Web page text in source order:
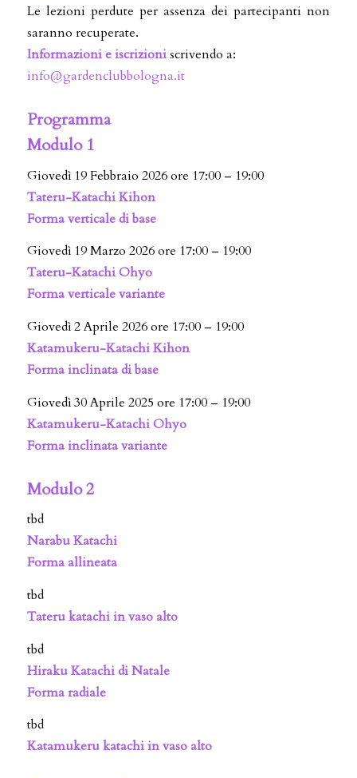
Le lezioni perdute per assenza dei partecipanti non
saranno recuperate.
Informazioni e iscrizioniscrivendo a:
info@gardenclubbologna.it
Programma
Modulo 1
Giovedì 19 Febbraio 2026 ore 17:00 – 19:00
Tateru-Katachi Kihon
Forma verticale di base
Giovedì 19 Marzo 2026 ore 17:00 – 19:00
Tateru-Katachi Ohyo
Forma verticale variante
Giovedì 2 Aprile 2026 ore 17:00 – 19:00
Katamukeru-Katachi Kihon
Forma inclinata di base
Giovedì 30 Aprile 2025 ore 17:00 – 19:00
Katamukeru-Katachi Ohyo
Forma inclinata variante
Modulo 2
tbd
Narabu Katachi
Forma allineata
tbd
Tateru katachi in vaso alto
tbd
Hiraku Katachi di Natale
Forma radiale
tbd
Katamukeru katachi in vaso alto